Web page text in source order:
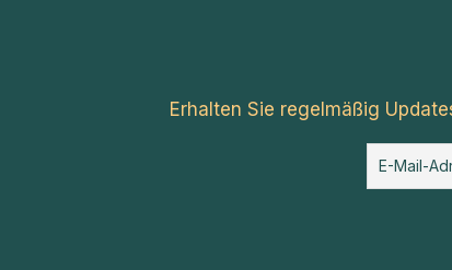
Erhalten Sie regelmäßig